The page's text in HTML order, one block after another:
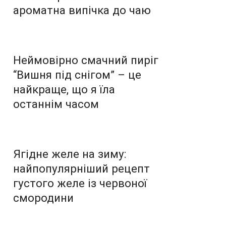
ароматна випічка до чаю
Неймовірно смачний пиріг
“Вишня під снігом” – це
найкраще, що я їла
останнім часом
Ягідне желе на зиму:
найпопулярніший рецепт
густого желе із червоної
смородини